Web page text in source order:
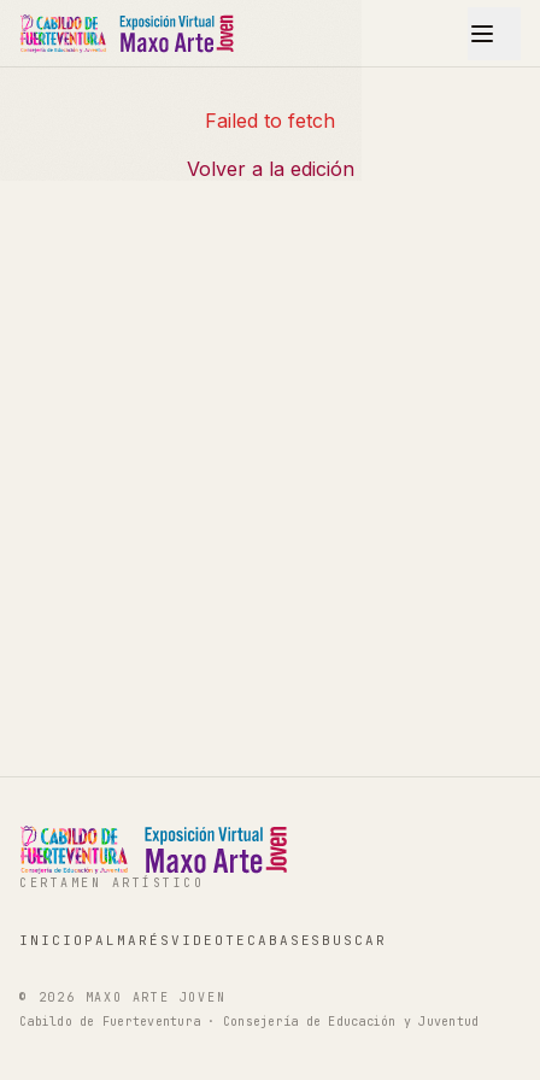
Failed to fetch
Volver a la edición
CERTAMEN ARTÍSTICO
INICIO PALMARÉS VIDEOTECA BASES BUSCAR
© 2026
MAXO ARTE JOVEN
Cabildo de Fuerteventura · Consejería de Educación y Juventud